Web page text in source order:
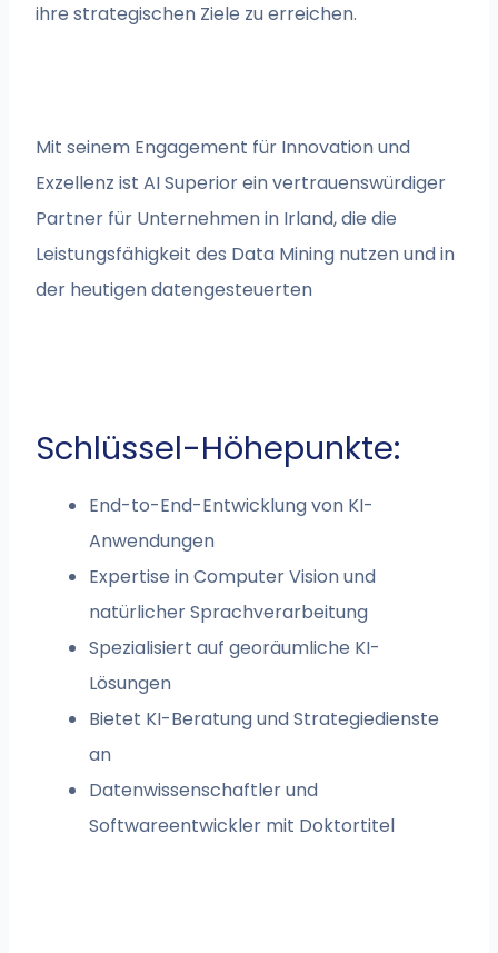
ihre strategischen Ziele zu erreichen.
Mit seinem Engagement für Innovation und
Exzellenz ist AI Superior ein vertrauenswürdiger
Partner für Unternehmen in Irland, die die
Leistungsfähigkeit des Data Mining nutzen und in
der heutigen datengesteuerten
Schlüssel-Höhepunkte:
End-to-End-Entwicklung von KI-
Anwendungen
Expertise in Computer Vision und
natürlicher Sprachverarbeitung
Spezialisiert auf georäumliche KI-
Lösungen
Bietet KI-Beratung und Strategiedienste
an
Datenwissenschaftler und
Softwareentwickler mit Doktortitel